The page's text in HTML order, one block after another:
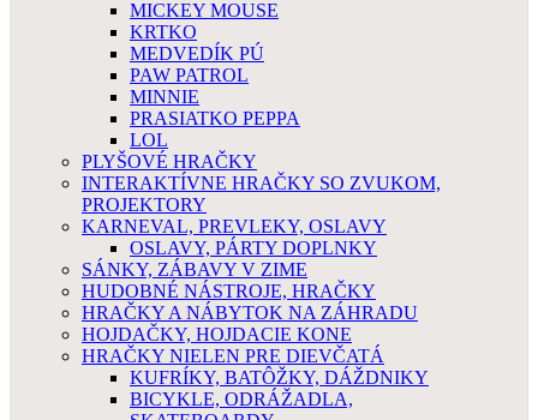
MICKEY MOUSE
KRTKO
MEDVEDÍK PÚ
PAW PATROL
MINNIE
PRASIATKO PEPPA
LOL
PLYŠOVÉ HRAČKY
INTERAKTÍVNE HRAČKY SO ZVUKOM,
PROJEKTORY
KARNEVAL, PREVLEKY, OSLAVY
OSLAVY, PÁRTY DOPLNKY
SÁNKY, ZÁBAVY V ZIME
HUDOBNÉ NÁSTROJE, HRAČKY
HRAČKY A NÁBYTOK NA ZÁHRADU
HOJDAČKY, HOJDACIE KONE
HRAČKY NIELEN PRE DIEVČATÁ
KUFRÍKY, BATÔŽKY, DÁŽDNIKY
BICYKLE, ODRÁŽADLA,